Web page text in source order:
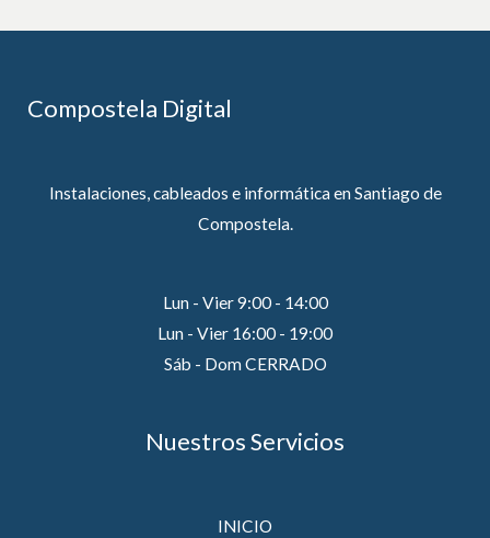
Compostela Digital
Instalaciones, cableados e informática en Santiago de
Compostela.
Lun - Vier 9:00 - 14:00
Lun - Vier 16:00 - 19:00
Sáb - Dom CERRADO
Nuestros Servicios
INICIO